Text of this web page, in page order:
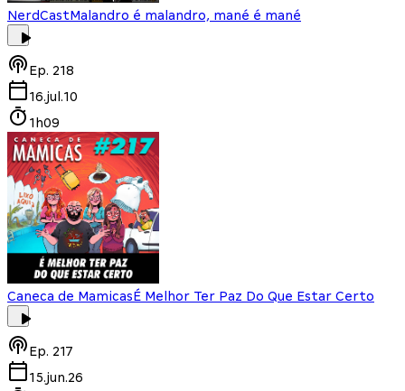
NerdCastMalandro é malandro, mané é mané
Ep. 218
16.jul.10
1h09
Caneca de MamicasÉ Melhor Ter Paz Do Que Estar Certo
Ep. 217
15.jun.26